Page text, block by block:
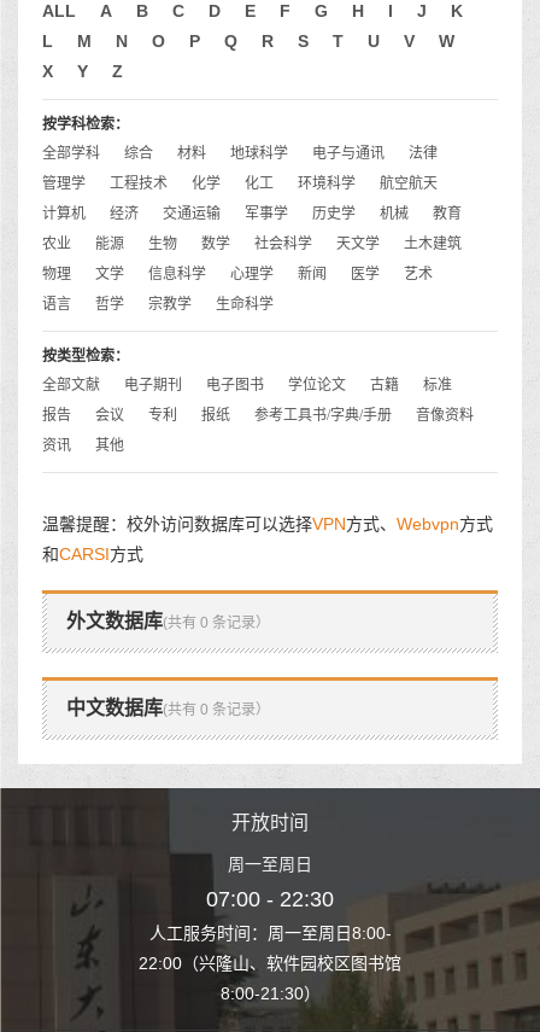
ALL A B C D E F G H I J
K
L
M N O P Q R S T U V
W
X
Y Z
按学科检索：
全部学科
综合 材料 地球科学 电子与通讯
法律
管理学
工程技术 化学 化工 环境科学
航空航天
计算机
经济 交通运输 军事学 历史学 机械
教育
农业
能源 生物 数学 社会科学 天文学
土木建筑
物理
文学 信息科学 心理学 新闻 医学
艺术
语言
哲学 宗教学 生命科学
按类型检索：
全部文献
电子期刊 电子图书 学位论文 古籍
标准
报告
会议 专利 报纸 参考工具书/字典/手册
音像资料
资讯
其他
温馨提醒：校外访问数据库可以选择VPN方式、 Webvpn方式
和CARSI方式
外文数据库(共有 0 条记录）
中文数据库(共有 0 条记录）
至周日8:00-
园校区图书馆
开放时间
周一至周日
07:00 - 22:30
人工服务时间：周一至周日8:00-
22:00（兴隆山、软件园校区图书馆
8:00-21:30）
人工服务时间
22:00（兴隆山